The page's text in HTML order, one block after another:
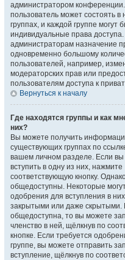
администратором
пользователь может состоять в
группах, и каждой группе могут
индивидуальные права доступа.
администраторам назначение
одновременно большому
пользователей, например,
модераторских прав или
пользователям доступа к
Вернуться к началу
Где находятся группы и как
них?
Вы можете получить
существующих группах по
вашем личном разделе. Если вы
вступить в одну из них, нажмите
соответствующую кнопку.
общедоступны. Некоторые
одобрения для вступления в
закрытыми или даже скрытыми.
общедоступна, то вы можете
членство в ней, щёлкнув по
кнопке. Если требуется
группе, вы можете отправить
вступление, щёлкнув по